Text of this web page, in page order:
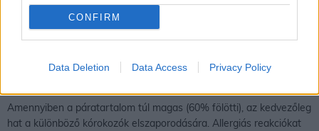
CONFIRM
Data Deletion Data Access Privacy Policy
magas páratartalmú levegőt érezzük, míg hűvösebbnek az
alacsonyabb páratartalommal bírót. Amennyiben a páratartalom
alacsony, azaz száraz a levegő, az ember légutai kiszáradhatnak, a
irritációra. Kiszáradnak, égő érzetűvé válnak a szemek, a száj.
Amennyiben a páratartalom túl magas (60% fölötti), az kedvezőleg
hat a különböző kórokozók elszaporodására. Allergiás reakciókat